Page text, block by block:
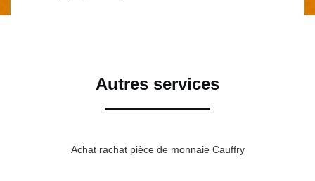
Autres services
Achat rachat pièce de monnaie Cauffry